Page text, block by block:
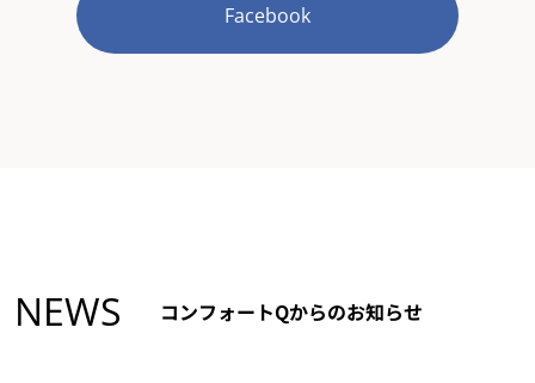
Facebook
NEWS コンフォートQからのお知らせ